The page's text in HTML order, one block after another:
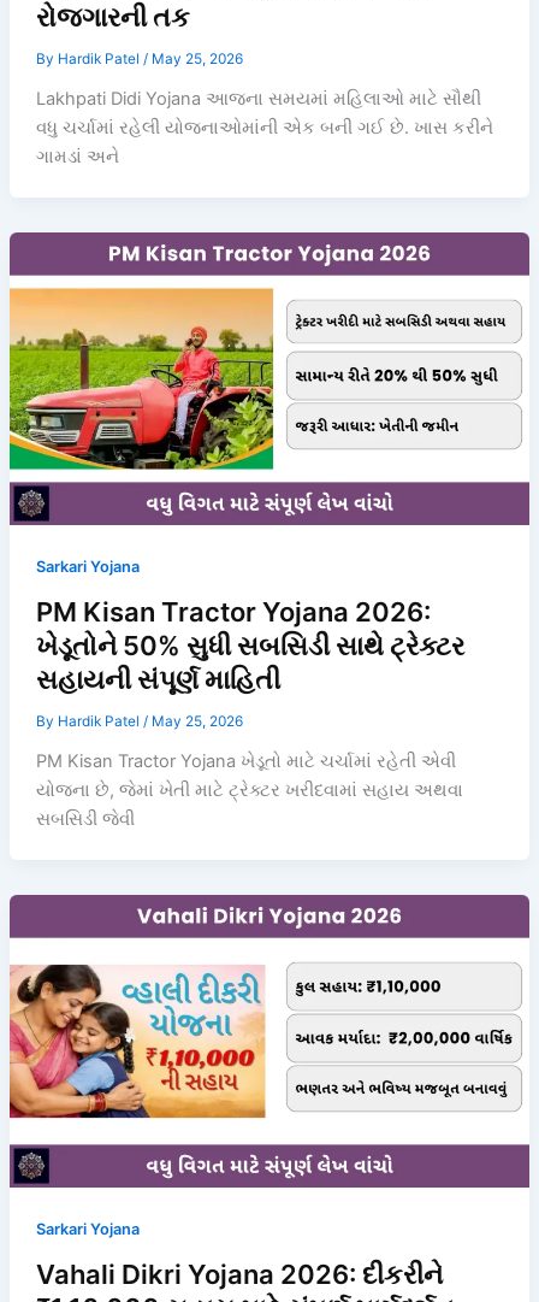
રોજગારની તક
By Hardik Patel / May 25, 2026
Lakhpati Didi Yojana આજના સમયમાં મહિલાઓ માટે સૌથી
વધુ ચર્ચામાં રહેલી યોજનાઓમાંની એક બની ગઈ છે. ખાસ કરીને
ગામડાં અને
Sarkari Yojana
PM Kisan Tractor Yojana 2026:
ખેડૂતોને 50% સુધી સબસિડી સાથે ટ્રેક્ટર
સહાયની સંપૂર્ણ માહિતી
By Hardik Patel / May 25, 2026
PM Kisan Tractor Yojana ખેડૂતો માટે ચર્ચામાં રહેતી એવી
યોજના છે, જેમાં ખેતી માટે ટ્રેક્ટર ખરીદવામાં સહાય અથવા
સબસિડી જેવી
Sarkari Yojana
Vahali Dikri Yojana 2026: દીકરીને